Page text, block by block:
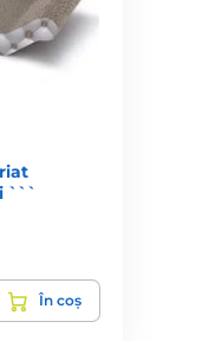
```
În coș